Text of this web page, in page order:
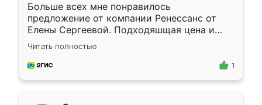
Больше всех мне понравилось
предложение от компании Ренессанс от
Елены Сергеевой. Подходяшщая цена и
короткие сроки изготовления. Приехавший
для замера сотрудник Владислав
предложил по моему эскизу самый
Читать полностью
1